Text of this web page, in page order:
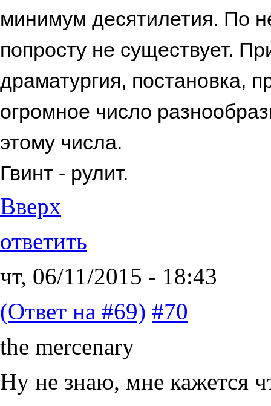
минимум десятилетия. По
попросту не существует.
драматургия, постановка,
огромное число
этому числа.
Гвинт - рулит.
Вверх
ответить
чт, 06/11/2015 - 18:43
(Ответ на #69) #70
the mercenary
Ну не знаю, мне кажется